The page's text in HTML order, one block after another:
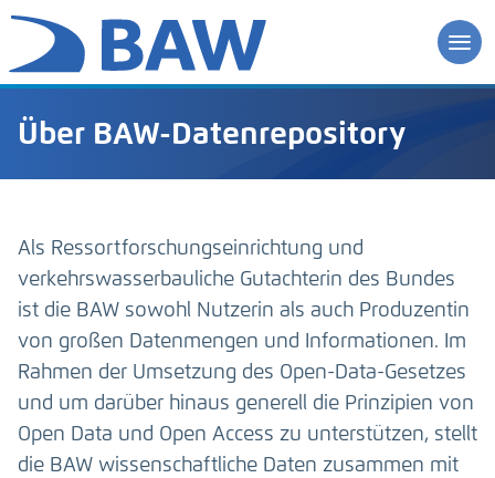
Über BAW-Datenrepository
Als Ressortforschungseinrichtung und
verkehrswasserbauliche Gutachterin des Bundes
ist die BAW sowohl Nutzerin als auch Produzentin
von großen Datenmengen und Informationen. Im
Rahmen der Umsetzung des Open-Data-Gesetzes
und um darüber hinaus generell die Prinzipien von
Open Data und Open Access zu unterstützen, stellt
die BAW wissenschaftliche Daten zusammen mit